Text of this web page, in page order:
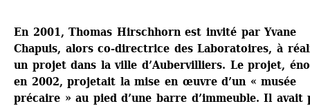
En 2001, Thomas Hirschhorn est invité par Yvane
Chapuis, alors co-directrice des Laboratoires, à
un projet dans la ville d’Aubervilliers. Le projet,
en 2002, projetait la mise en œuvre d’un « musée
précaire » au pied d’une barre d’immeuble. Il avait